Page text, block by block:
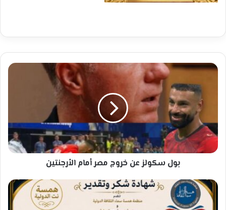
بول
أمام
الأرجنتين
بول سكولز عن خروج مصر أمام الأرجنتين
الخليج...
مدارات
نجاح